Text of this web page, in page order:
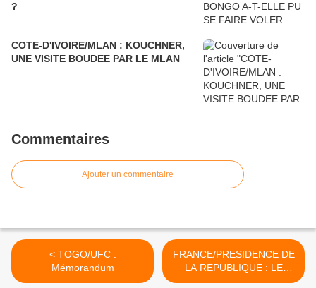
?
COTE-D'IVOIRE/MLAN : KOUCHNER,
UNE VISITE BOUDEE PAR LE MLAN
Commentaires
Ajouter un commentaire
< TOGO/UFC :
Mémorandum
FRANCE/PRESIDENCE DE
LA REPUBLIQUE : LE
PALAIS DE L'ELYSEE EST-